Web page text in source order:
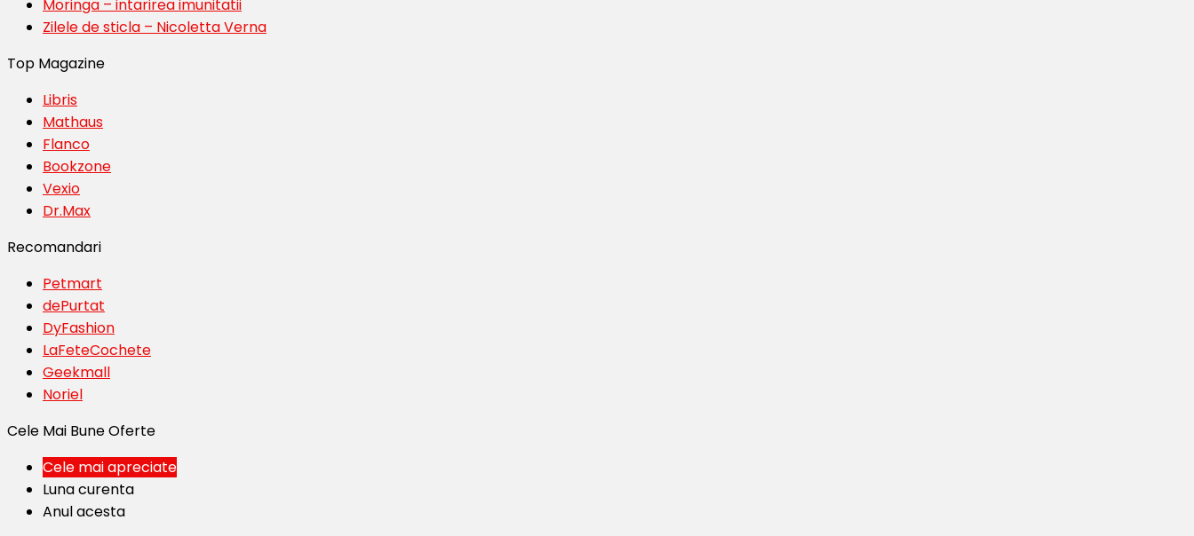
Moringa – intarirea imunitatii
Zilele de sticla – Nicoletta Verna
Top Magazine
Libris
Mathaus
Flanco
Bookzone
Vexio
Dr.Max
Recomandari
Petmart
dePurtat
DyFashion
LaFeteCochete
Geekmall
Noriel
Cele Mai Bune Oferte
Cele mai apreciate
Luna curenta
Anul acesta